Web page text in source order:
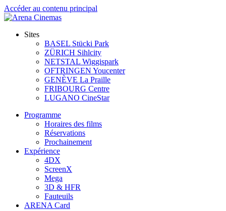
Accéder au contenu principal
Sites
BASEL Stücki Park
ZÜRICH Sihlcity
NETSTAL Wiggispark
OFTRINGEN Youcenter
GENÈVE La Praille
FRIBOURG Centre
LUGANO CineStar
Programme
Horaires des films
Réservations
Prochainement
Expérience
4DX
ScreenX
Mega
3D & HFR
Fauteuils
ARENA Card